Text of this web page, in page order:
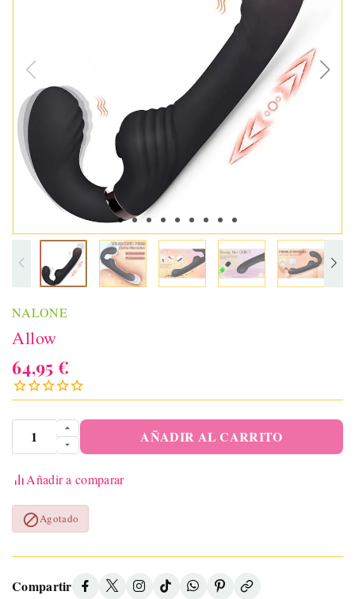
NALONE
Allow
64,95 €
AÑADIR AL CARRITO
Añadir a comparar
Agotado
Compartir